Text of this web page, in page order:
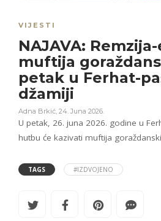
VIJESTI
NAJAVA:
muftija
petak u Ferhat-
džamiji
Adna Brkić, 24. Juna 2026.
U petak, 26. juna 2026. godine u
hutbu će kazivati muftija
TAGS #IZDVOJENO